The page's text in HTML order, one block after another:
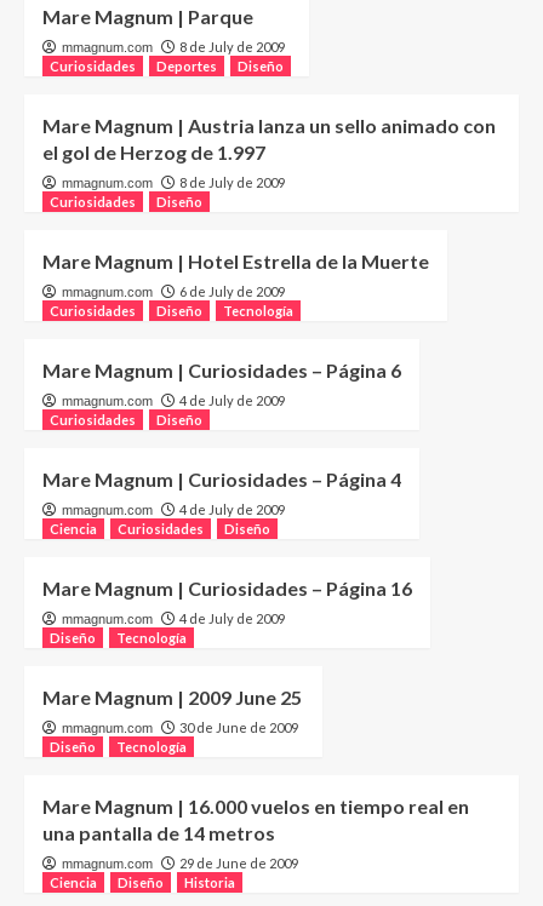
Mare Magnum | Parque
mmagnum.com
8 de July de 2009
Curiosidades
Deportes Diseño
Mare Magnum | Austria lanza un sello animado con
el gol de Herzog de 1.997
mmagnum.com
8 de July de 2009
Curiosidades
Diseño
Mare Magnum | Hotel Estrella de la Muerte
mmagnum.com
6 de July de 2009
Curiosidades
Diseño Tecnología
Mare Magnum | Curiosidades – Página 6
mmagnum.com
4 de July de 2009
Curiosidades
Diseño
Mare Magnum | Curiosidades – Página 4
mmagnum.com
4 de July de 2009
Ciencia
Curiosidades Diseño
Mare Magnum | Curiosidades – Página 16
mmagnum.com
4 de July de 2009
Diseño
Tecnología
Mare Magnum | 2009 June 25
mmagnum.com
30 de June de 2009
Diseño
Tecnología
Mare Magnum | 16.000 vuelos en tiempo real en
una pantalla de 14 metros
mmagnum.com
29 de June de 2009
Ciencia
Diseño Historia